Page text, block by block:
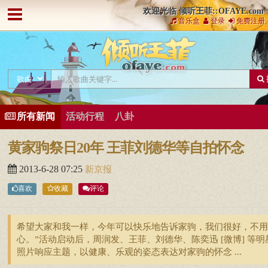
欢迎光临 倾听王菲::OFAYE.com
音乐盒 登录 免费注册
所有新闻 活动行程 八卦
黄家驹祭日20年 王菲刘德华等自拍怀念
2013-6-28 07:25 新京报
喜欢 收藏 评论
希望大家和我一样，今年可以快乐地告诉家驹，我们很好，不
心。”活动启动后，周润发、王菲、刘德华、陈奕迅 [微博] 等明
照片响应主题，以健康、乐观的姿态表达对家驹的怀念 ...